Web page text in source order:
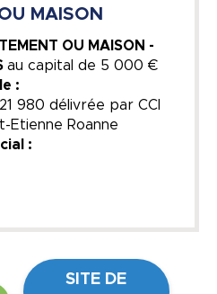
MAISON
OU MAISON -
au capital de 5 000 €
:
980 délivrée par CCI
Etienne Roanne
:
SITE DE